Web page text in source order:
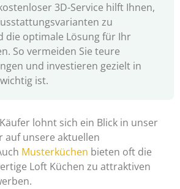
3D-Service hilft Ihnen,
zu
die optimale Lösung für Ihr
So vermeiden Sie teure
und investieren gezielt in
ist.
lohnt sich ein Blick in unser
auf unsere aktuellen
Musterküchen bieten oft die
Loft Küchen zu attraktiven